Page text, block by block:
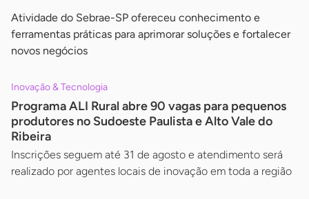
Atividade do Sebrae-SP ofereceu conhecimento e
ferramentas práticas para aprimorar soluções e fortalecer
novos negócios
Inovação & Tecnologia
Programa ALI Rural abre 90 vagas para pequenos
produtores no Sudoeste Paulista e Alto Vale do
Ribeira
Inscrições seguem até 31 de agosto e atendimento será
realizado por agentes locais de inovação em toda a região